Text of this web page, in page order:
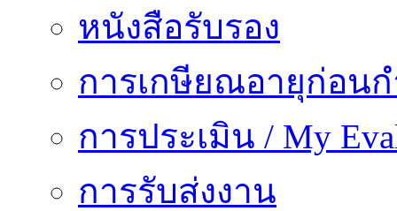
หนังสือรับรอง
การเกษียณอายุก่อน
การประเมิน / My
การรับส่งงาน